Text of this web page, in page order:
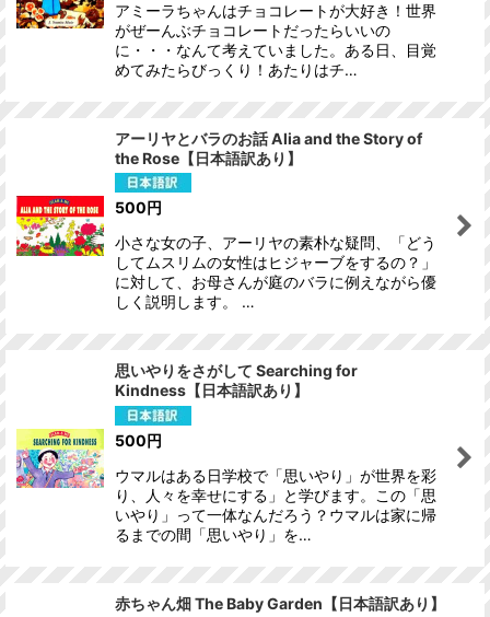
アミーラちゃんはチョコレートが大好き！世界
がぜーんぶチョコレートだったらいいの
に・・・なんて考えていました。ある日、目覚
めてみたらびっくり！あたりはチ…
アーリヤとバラのお話 Alia and the Story of
the Rose【日本語訳あり】
500 円
小さな女の子、アーリヤの素朴な疑問、「どう
してムスリムの女性はヒジャーブをするの？」
に対して、お母さんが庭のバラに例えながら優
しく説明します。 …
思いやりをさがして Searching for
Kindness【日本語訳あり】
500円
ウマルはある日学校で「思いやり」が世界を彩
り、人々を幸せにする」と学びます。この「思
いやり」って一体なんだろう？ウマルは家に帰
るまでの間「思いやり」を…
赤ちゃん畑 The Baby Garden【日本語訳あり】